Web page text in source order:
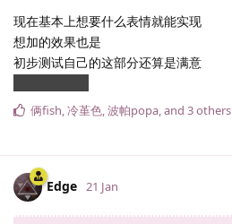
现在基本上想要什么表情就能实现
想加的效果也是
初步测试自己的这部分还算是满意
俩fish,冷堇色,波帕popa, and 3others
Edge 21 Jan